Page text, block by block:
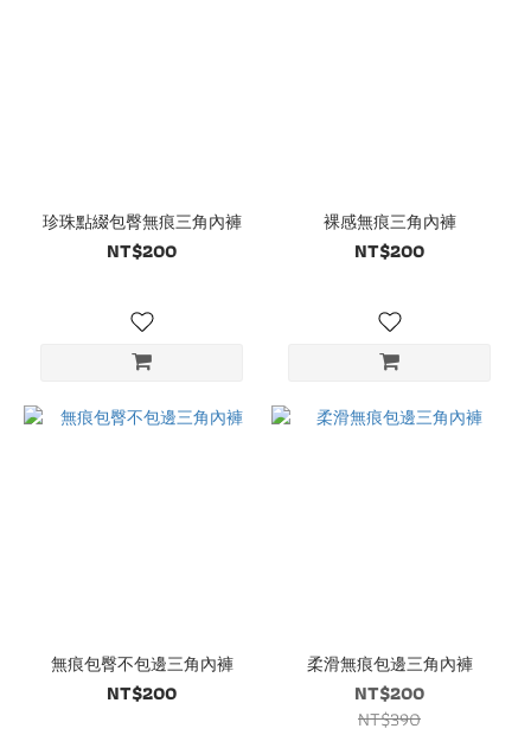
珍珠點綴包臀無痕三角內褲
NT$200
裸感無痕三角內褲
NT$200
無痕包臀不包邊三角內褲
NT$200
柔滑無痕包邊三角內褲
NT$200
NT$390